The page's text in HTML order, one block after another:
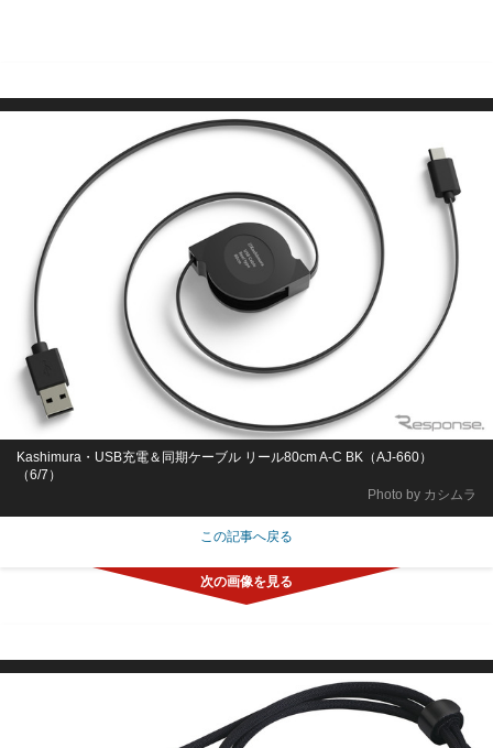
Photo by カシムラ
Kashimura・USB充電＆同期ケーブル リール80cm A-C BK（AJ-660）
（6/7）
この記事へ戻る